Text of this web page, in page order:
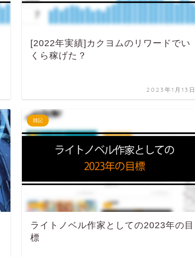
[2022年実績]カクヨムのリワードでい
くら稼げた？
2023年1月13日
雑記
ライトノベル作家としての2023年の目
標